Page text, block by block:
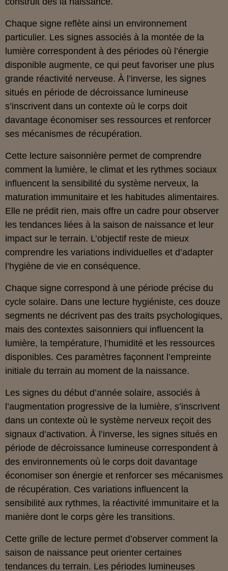
Chaque signe reflète ainsi un environnement
particulier. Les signes associés à la montée de la
lumière correspondent à des périodes où l’énergie
disponible augmente, ce qui peut favoriser une plus
grande réactivité nerveuse. À l’inverse, les signes
situés en période de décroissance lumineuse
s’inscrivent dans un contexte où le corps doit
davantage économiser ses ressources et renforcer
ses mécanismes de récupération.
Cette lecture saisonnière permet de comprendre
comment la lumière, le climat et les rythmes sociaux
influencent la sensibilité du système nerveux, la
maturation immunitaire et les habitudes alimentaires.
Elle ne prédit rien, mais offre un cadre pour observer
les tendances liées à la saison de naissance et leur
impact sur le terrain. L’objectif reste de mieux
comprendre les variations individuelles et d’adapter
l’hygiène de vie en conséquence.
Chaque signe correspond à une période précise du
cycle solaire. Dans une lecture hygiéniste, ces douze
segments ne décrivent pas des traits psychologiques,
mais des contextes saisonniers qui influencent la
lumière, la température, l’humidité et les ressources
disponibles. Ces paramètres façonnent l’empreinte
initiale du terrain au moment de la naissance.
Les signes du début d’année solaire, associés à
l’augmentation progressive de la lumière, s’inscrivent
dans un contexte où le système nerveux reçoit des
signaux d’activation. À l’inverse, les signes situés en
période de décroissance lumineuse correspondent à
des environnements où le corps doit davantage
économiser son énergie et renforcer ses mécanismes
de récupération. Ces variations influencent la
sensibilité aux rythmes, la réactivité immunitaire et la
manière dont le corps gère les transitions.
Cette grille de lecture permet d’observer comment la
saison de naissance peut orienter certaines
tendances du terrain. Les périodes lumineuses